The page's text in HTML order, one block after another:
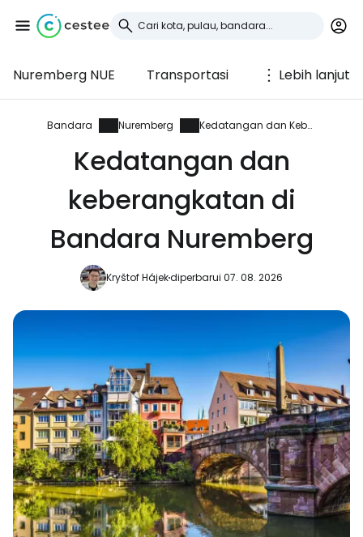
Nuremberg NUE Transportasi Lebih lanjut
Bandara Nuremberg Kedatangan dan Keberangkatan
Kedatangan dan
keberangkatan di
Bandara Nuremberg
Kryštof Hájekdiperbarui 07. 08. 2026
Masuk ke Cestee
... komunitas perjalanan di seluruh dunia
Lanjutkan dengan Google
Lanjutkan dengan Facebook
Lanjutkan dengan email